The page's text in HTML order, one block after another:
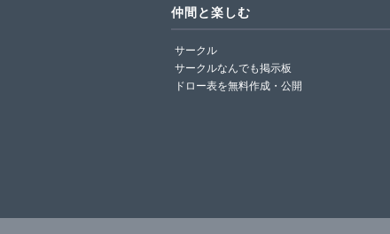
仲間と楽しむ
サークル
サークルなんでも掲示板
ドロー表を無料作成・公開